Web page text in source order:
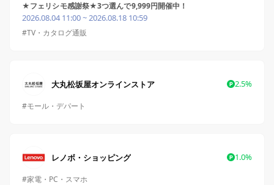
★フェリシモ感謝祭★3つ選んで9,999円開催中！
2026.08.04 11:00 ~ 2026.08.18 10:59
#TV・カタログ通販
大丸松坂屋オンラインストア 2.5%
#モール・デパート
レノボ・ショッピング 1.0%
#家電・PC・スマホ